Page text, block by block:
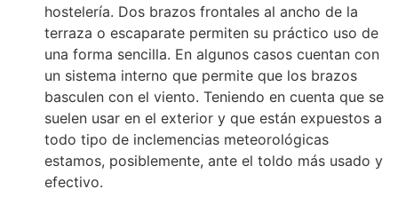
hostelería. Dos brazos frontales al ancho de la
terraza o escaparate permiten su práctico uso de
una forma sencilla. En algunos casos cuentan con
un sistema interno que permite que los brazos
basculen con el viento. Teniendo en cuenta que se
suelen usar en el exterior y que están expuestos a
todo tipo de inclemencias meteorológicas
estamos, posiblemente, ante el toldo más usado y
efectivo.